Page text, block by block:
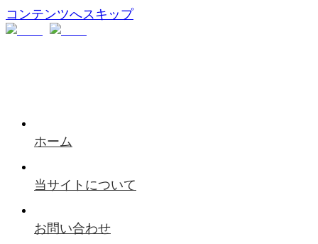
コンテンツへスキップ
ホーム
当サイトについて
お問い合わせ